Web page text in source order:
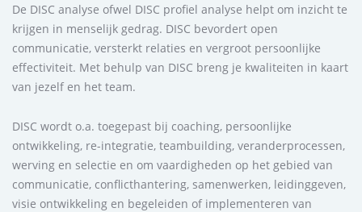
De DISC analyse ofwel DISC profiel analyse helpt om inzicht te
krijgen in menselijk gedrag. DISC bevordert open
communicatie, versterkt relaties en vergroot persoonlijke
effectiviteit. Met behulp van DISC breng je kwaliteiten in kaart
van jezelf en het team.
DISC wordt o.a. toegepast bij coaching, persoonlijke
ontwikkeling, re-integratie, teambuilding, veranderprocessen,
werving en selectie en om vaardigheden op het gebied van
communicatie, conflicthantering, samenwerken, leidinggeven,
visie ontwikkeling en begeleiden of implementeren van